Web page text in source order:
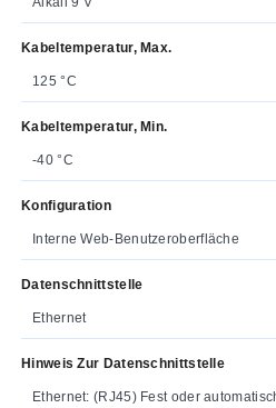
Kabeltemperatur, Max.
125 °C
Kabeltemperatur, Min.
-40 °C
Konfiguration
Interne Web-Benutzeroberfläche
Datenschnittstelle
Ethernet
Hinweis Zur Datenschnittstelle
Ethernet: (RJ45) Fest oder